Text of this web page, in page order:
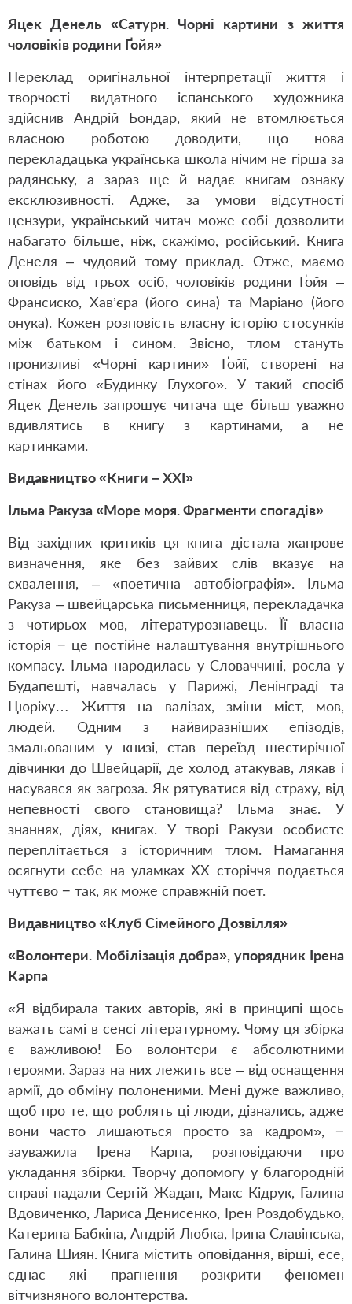
Яцек Денель «Сатурн. Чорні картини з життя
чоловіків родини Ґойя»
Переклад оригінальної інтерпретації життя і
творчості видатного іспанського художника
здійснив Андрій Бондар, який не втомлюється
власною роботою доводити, що нова
перекладацька українська школа нічим не гірша за
радянську, а зараз ще й надає книгам ознаку
ексклюзивності. Адже, за умови відсутності
цензури, український читач може собі дозволити
набагато більше, ніж, скажімо, російський. Книга
Денеля – чудовий тому приклад. Отже, маємо
оповідь від трьох осіб, чоловіків родини Ґойя –
Франсиско, Хав’єра (його сина) та Маріано (його
онука). Кожен розповість власну історію стосунків
між батьком і сином. Звісно, тлом стануть
пронизливі «Чорні картини» Ґойї, створені на
стінах його «Будинку Глухого». У такий спосіб
Яцек Денель запрошує читача ще більш уважно
вдивлятись в книгу з картинами, а не
картинками.
Видавництво «Книги – ХХІ»
Ільма Ракуза «Море моря. Фрагменти спогадів»
Від західних критиків ця книга дістала жанрове
визначення, яке без зайвих слів вказує на
схвалення, – «поетична автобіографія». Ільма
Ракуза – швейцарська письменниця, перекладачка
з чотирьох мов, літературознавець. Її власна
історія − це постійне налаштування внутрішнього
компасу. Ільма народилась у Словаччині, росла у
Будапешті, навчалась у Парижі, Ленінграді та
Цюріху… Життя на валізах, зміни міст, мов,
людей. Одним з найвиразніших епізодів,
змальованим у книзі, став переїзд шестирічної
дівчинки до Швейцарії, де холод атакував, лякав і
насувався як загроза. Як рятуватися від страху, від
непевності свого становища? Ільма знає. У
знаннях, діях, книгах. У творі Ракузи особисте
переплітається з історичним тлом. Намагання
осягнути себе на уламках XX сторіччя подається
чуттєво − так, як може справжній поет.
Видавництво «Клуб Сімейного Дозвілля»
«Волонтери. Мобілізація добра», упорядник Ірена
Карпа
«Я відбирала таких авторів, які в принципі щось
важать самі в сенсі літературному. Чому ця збірка
є важливою! Бо волонтери є абсолютними
героями. Зараз на них лежить все – від оснащення
армії, до обміну полоненими. Мені дуже важливо,
щоб про те, що роблять ці люди, дізнались, адже
вони часто лишаються просто за кадром», −
зауважила Ірена Карпа, розповідаючи про
укладання збірки. Творчу допомогу у благородній
справі надали Сергій Жадан, Макс Кідрук, Галина
Вдовиченко, Лариса Денисенко, Ірен Роздобудько,
Катерина Бабкіна, Андрій Любка, Ірина Славінська,
Галина Шиян. Книга містить оповідання, вірші, есе,
єднає які прагнення розкрити феномен
вітчизняного волонтерства.